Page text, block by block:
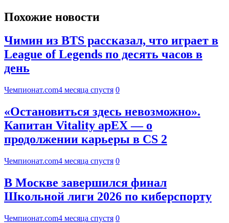
Похожие новости
Чимин из BTS рассказал, что играет в
League of Legends по десять часов в
день
Чемпионат.com4 месяца спустя 0
«Остановиться здесь невозможно».
Капитан Vitality apEX — о
продолжении карьеры в CS 2
Чемпионат.com4 месяца спустя 0
В Москве завершился финал
Школьной лиги 2026 по киберспорту
Чемпионат.com4 месяца спустя 0